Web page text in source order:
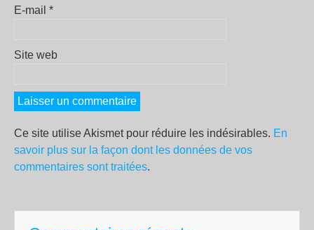
E-mail *
Site web
Ce site utilise Akismet pour réduire les indésirables. En
savoir plus sur la façon dont les données de vos
commentaires sont traitées.